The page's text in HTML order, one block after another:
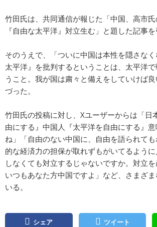
竹田氏は、共同通信が報じた「中国、高市
『自由な太平洋』対立生む」と題した記事を
そのうえで、「ついに中国は本性を隠さな
太平洋』を批判するということは、太平洋
うこと。我が国は粛々と備えをしていけば
づった。
竹田氏の投稿に対し、Xユーザーからは「日
由にする』中国人『太平洋を自由にする』
ね」「自由のない中国に、自由を語られて
的な経済力の担保が取れずもがいてるよう
しなくても対立するじゃないですか。対立を
いつもあなた方中国ですよ」など、さまざ
いる。
シェア ツイート